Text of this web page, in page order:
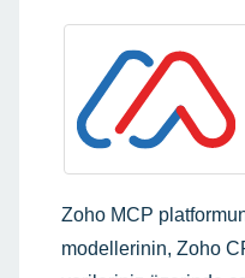
Zoho MCP
modellerinin, Zoho